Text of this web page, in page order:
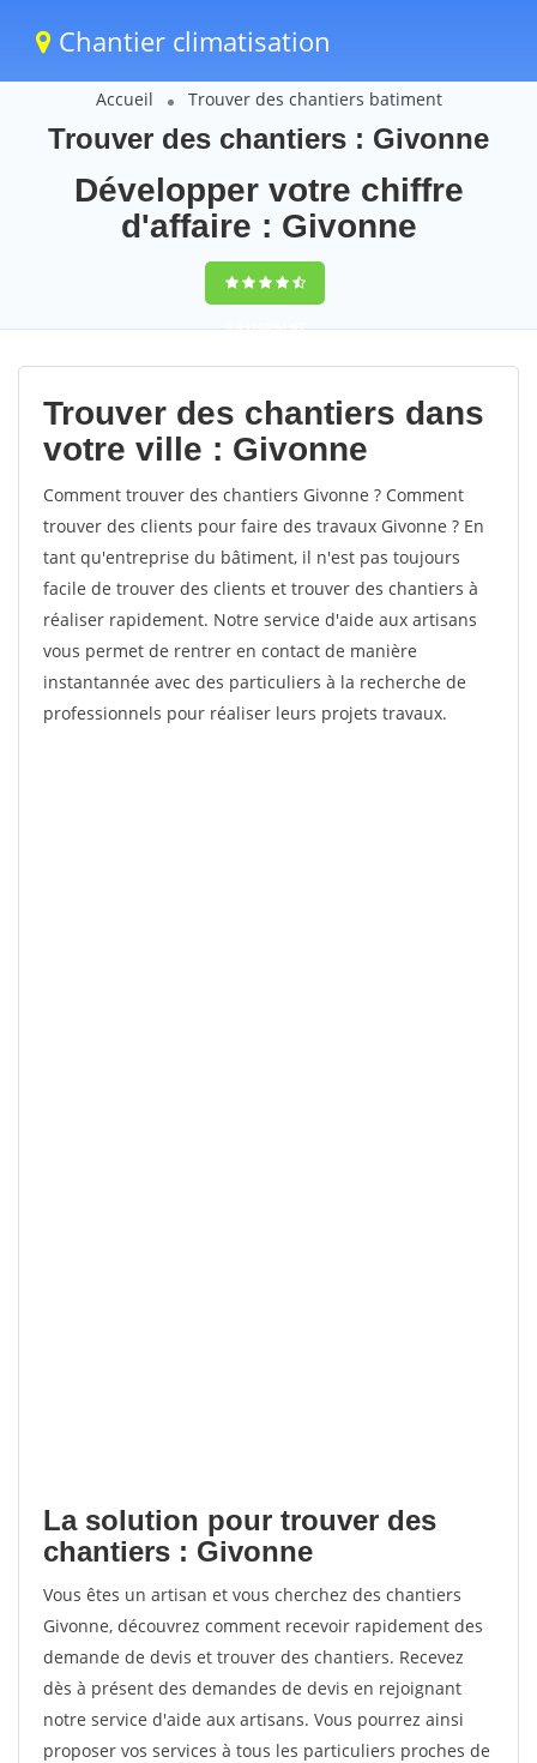
Chantier climatisation
Accueil Trouver des chantiers batiment
Trouver des chantiers : Givonne
Développer votre chiffre
d'affaire : Givonne
9,5(100%)63
votes
Trouver des chantiers dans
votre ville : Givonne
Comment trouver des chantiers Givonne ? Comment
trouver des clients pour faire des travaux Givonne ? En
tant qu'entreprise du bâtiment, il n'est pas toujours
facile de trouver des clients et trouver des chantiers à
réaliser rapidement. Notre service d'aide aux artisans
vous permet de rentrer en contact de manière
instantannée avec des particuliers à la recherche de
professionnels pour réaliser leurs projets travaux.
La solution pour trouver des
chantiers : Givonne
Vous êtes un artisan et vous cherchez des chantiers
Givonne, découvrez comment recevoir rapidement des
demande de devis et trouver des chantiers. Recevez
dès à présent des demandes de devis en rejoignant
notre service d'aide aux artisans. Vous pourrez ainsi
proposer vos services à tous les particuliers proches de